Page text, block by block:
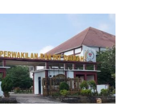
ai ar